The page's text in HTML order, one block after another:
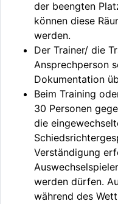
der beengten
können diese
werden.
Der Trainer/ die
Ansprechperson
Dokumentation
Beim Training
30 Personen
die
Verständigung
werden dürfen.
während des